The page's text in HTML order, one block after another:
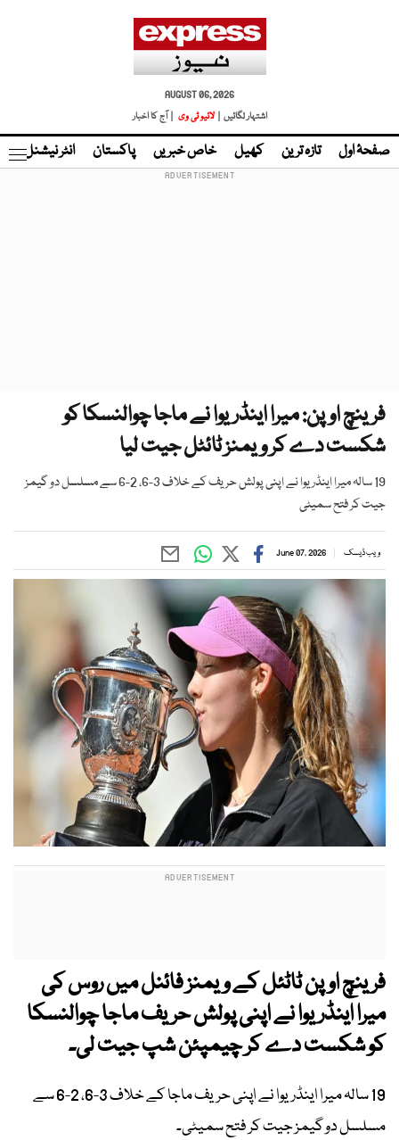
AUGUST 06, 2026
اشتہار لگائیں |
لائیو ٹی وی | آج کا اخبار
صفحۂ اول تازہ ترین کھیل خاص خبریں پاکستان انٹر نیشنل
فرینچ اوپن: میرا اینڈریوا نے ماجا چوالنسکا کو
شکست دے کر ویمنز ٹائٹل جیت لیا
19 سالہ میرا اینڈریوا نے اپنی پولش حریف کے خلاف 3-6، 2-6 سے مسلسل دو گیمز
جیت کر فتح سمیٹی
ویب ڈیسک June 07, 2026
فرینچ اوپن ٹاٹئل کے ویمنز فائنل میں روس کی
میرا اینڈریوا نے اپنی پولش حریف ماجا چوالنسکا
کو شکست دے کر چیمپئن شپ جیت لی۔
19 سالہ میرا اینڈریوا نے اپنی حریف ماجا کے خلاف 3-6، 2-6 سے
مسلسل دو گیمز جیت کر فتح سمیٹی۔